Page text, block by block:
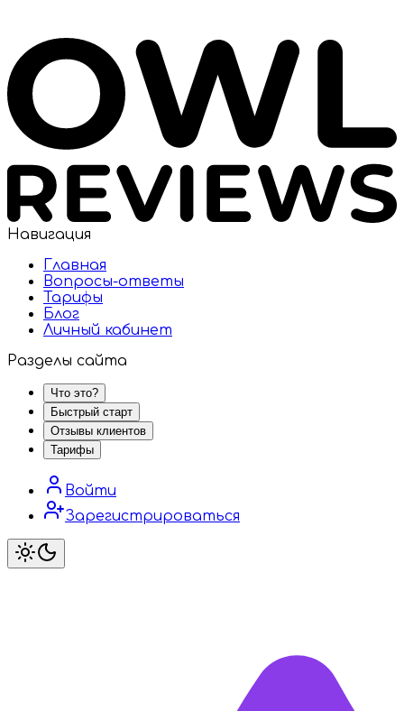
Навигация
Главная
Вопросы-ответы
Тарифы
Блог
Личный кабинет
Разделы сайта
Что это?
Быстрый старт
Отзывы клиентов
Тарифы
Войти
Зарегистрироваться